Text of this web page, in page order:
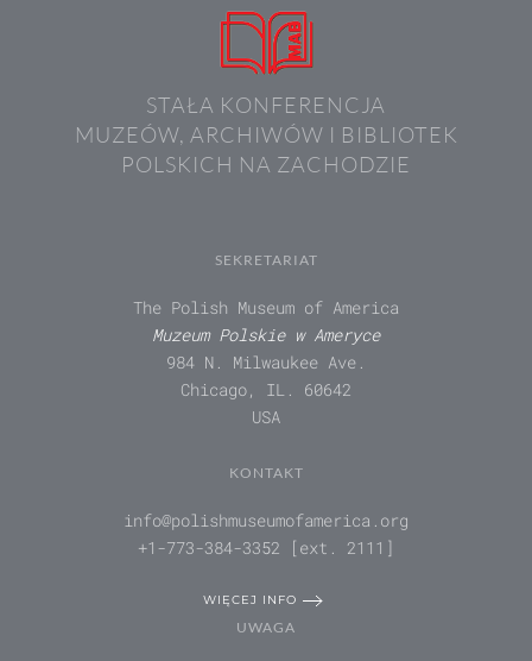
STAŁA KONFERENCJA
MUZEÓW, ARCHIWÓW I BIBLIOTEK
POLSKICH NA ZACHODZIE
SEKRETARIAT
The Polish Museum of America
Muzeum Polskie w Ameryce
984 N. Milwaukee Ave.
Chicago, IL. 60642
USA
KONTAKT
info@polishmuseumofamerica.org
+1-773-384-3352 [ext. 2111]
WIĘCEJ INFO
UWAGA